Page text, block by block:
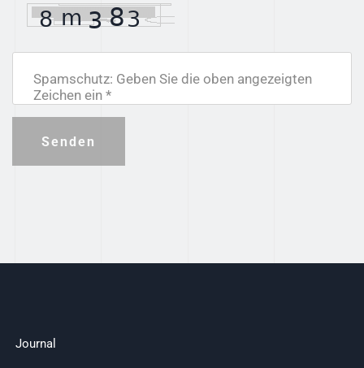
Spamschutz: Geben Sie die oben angezeigten
Zeichen ein *
Senden
Journal